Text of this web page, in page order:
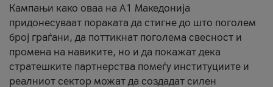
Кампањи како оваа на A1 Македонија
придонесуваат пораката да стигне до што поголем
број граѓани, да поттикнат поголема свесност и
промена на навиките, но и да покажат дека
стратешките партнерства помеѓу институциите и
реалниот сектор можат да создадат силен